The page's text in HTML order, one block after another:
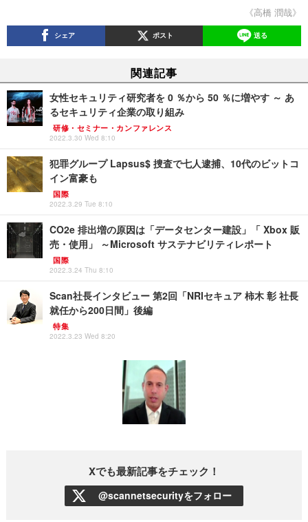
《高橋 潤哉》
シェア ポスト 送る
関連記事
女性セキュリティ研究者を 0 ％から 50 ％に増やす ～ あ
るセキュリティ企業の取り組み
研修・セミナー・カンファレンス
2022.3.30 Wed 8:10
犯罪グループ Lapsus$ 捜査で七人逮捕、10代のビットコ
イン富豪も
国際
2022.3.29 Tue 8:10
CO2e 排出増の原因は「データセンター建設」「 Xbox 販
売・使用」 ～Microsoft サステナビリティレポート
国際
2022.3.24 Thu 8:10
Scan社長インタビュー 第2回「NRIセキュア 柿木 彰 社長
就任から200日間」後編
特集
2022.3.23 Wed 8:20
Xでも最新記事をチェック！
@scannetsecurityをフォロー